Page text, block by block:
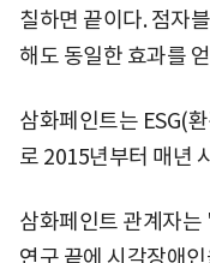
칠하면 끝이다. 점자
해도 동일한 효과를
삼화페인트는 ESG(
로 2015년부터 매년
삼화페인트 관계자
연구 끝에 시각장애